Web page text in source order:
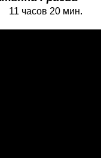
часов 20 мин.